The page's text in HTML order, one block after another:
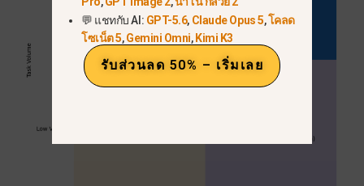
💬 แชทกับ AI: GPT-5.6, Claude Opus 5,โคลด
โซเน็ต 5,Gemini Omni,Kimi K3
รับส่วนลด 50% – เริ่มเลย